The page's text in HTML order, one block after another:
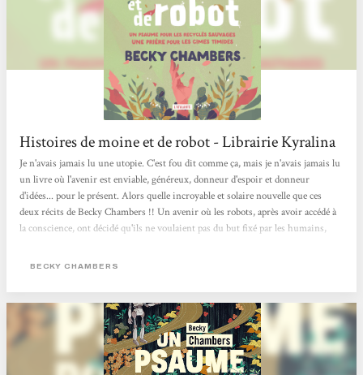
Histoires de moine et de robot - Librairie Kyralina
Je n'avais jamais lu une utopie. C'est fou dit comme ça, mais je n'avais jamais lu
un livre où l'avenir est enviable, généreux, donneur d'espoir et donneur
d'idées... pour le présent. Alors quelle incroyable et solaire nouvelle que ces
deux récits de Becky Chambers !! Un avenir où les robots, après avoir accédé à
la conscience, ont décidé qu'ils ne voulaient pas du but fixé par les humains,
décision des robots, ont dû réinventer leur vie, la repenser, et reconstruire...
BECKY CHAMBERS